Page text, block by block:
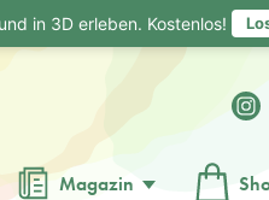
Magazin
in 3D erleben. Kostenlos!